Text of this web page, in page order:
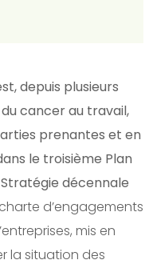
depuis plusieurs
cancer au travail,
prenantes et en
le troisième Plan
décennale
d’engagements
mis en
la situation des